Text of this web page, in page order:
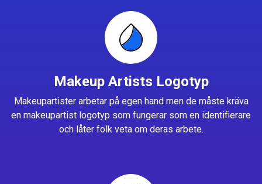
Makeup Artists Logotyp
Makeupartister arbetar på egen hand men de måste kräva
en makeupartist logotyp som fungerar som en identifierare
och låter folk veta om deras arbete.